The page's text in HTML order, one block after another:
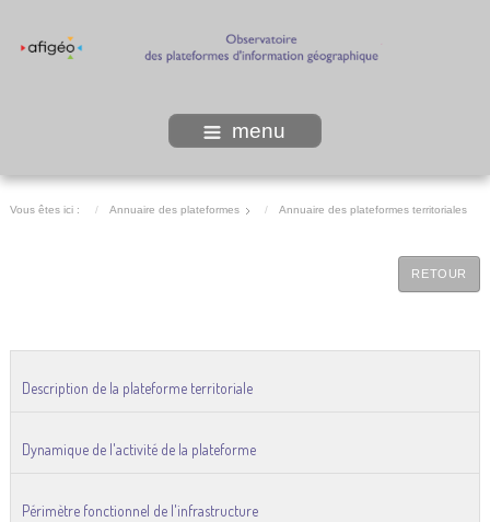
menu
Vous êtes ici : Annuaire des plateformes Annuaire des plateformes territoriales
RETOUR
Description de la plateforme territoriale
Dynamique de l'activité de la plateforme
Périmètre fonctionnel de l'infrastructure